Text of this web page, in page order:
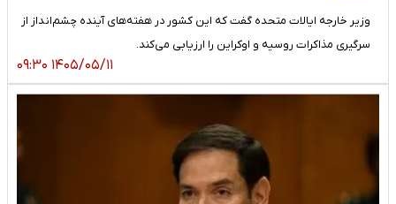
وزیر خارجه ایالات متحده گفت که این کشور در هفته‌های آینده چشم‌انداز از
سرگیری مذاکرات روسیه و اوکراین را ارزیابی می‌کند.
۱۴۰۵/۰۵/۱۱ ۰۹:۳۰